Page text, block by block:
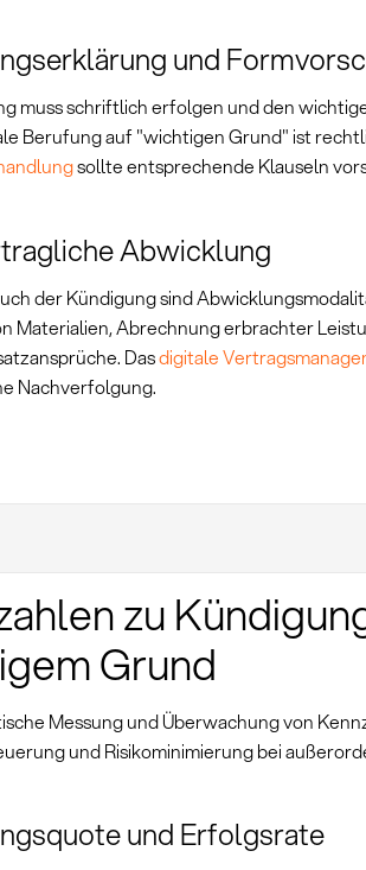
und
muss schriftlich erfolgen und den
Berufung auf "wichtigen Grund" ist
sollte entsprechende Klauseln
Abwicklung
der Kündigung sind
Materialien, Abrechnung erbrachter
Dasdigitale
Nachverfolgung.
zu
Grund
Messung und Überwachung von
und Risikominimierung bei
und Erfolgsrate